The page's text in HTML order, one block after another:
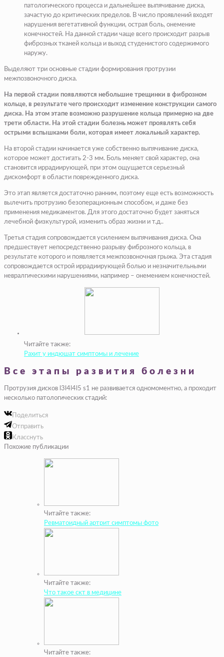
патологического процесса и дальнейшее выпячивание диска,
зачастую до критических пределов. В число проявлений входят
нарушения вегетативной функции, острая боль, онемение
конечностей. На данной стадии чаще всего происходит разрыв
фиброзных тканей кольца и выход студенистого содержимого
наружу.
Выделяют три основные стадии формирования протрузии
межпозвоночного диска.
На первой стадии появляются небольшие трещинки в фиброзном
кольце, в результате чего происходит изменение конструкции самого
диска. На этом этапе возможно разрушение кольца примерно на две
трети области. На этой стадии болезнь может проявлять себя
острыми вспышками боли, которая имеет локальный характер.
На второй стадии начинается уже собственно выпячивание диска,
которое может достигать 2-3 мм. Боль меняет свой характер, она
становится иррадиирующей, при этом ощущается серьезный
дискомфорт в области поврежденного диска.
Это этап является достаточно ранним, поэтому еще есть возможность
вылечить протрузию безоперационным способом, и даже без
применения медикаментов. Для этого достаточно будет заняться
лечебной физкультурой, изменить образ жизни и т.д..
Третья стадия сопровождается усилением выпячивания диска. Она
предшествует непосредственно разрыву фиброзного кольца, в
результате которого и появляется межпозвоночная грыжа. Эта стадия
сопровождается острой иррадиирующей болью и незначительными
невралгическими нарушениями, например – онемением конечностей.
Читайте также:
Рахит у индюшат симптомы и лечение
Все этапы развития болезни
Протрузия дисков l3l4l4l5 s1 не развивается одномоментно, а проходит
несколько патологических стадий:
Поделиться
Отправить
Класснуть
Похожие публикации
Читайте также:
Ревматоидный артрит симптомы фото
Читайте также:
Что такое скт в медицине
Читайте также: